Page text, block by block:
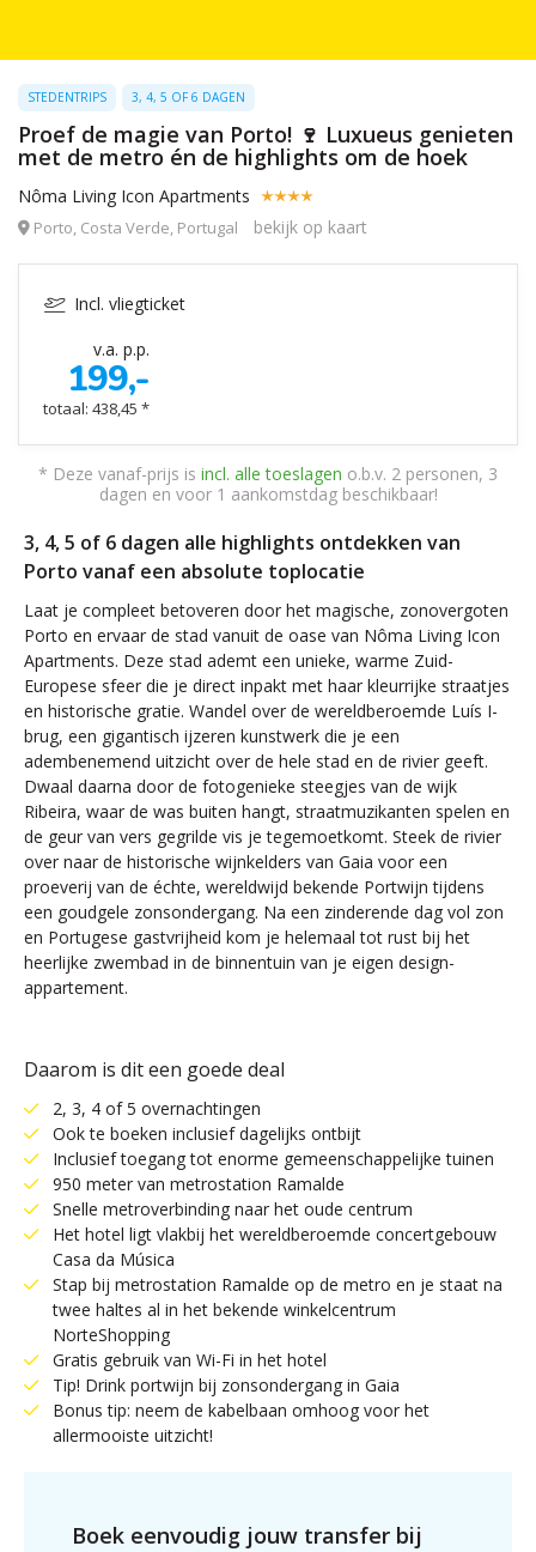
STEDENTRIPS 3, 4, 5 OF 6 DAGEN
Proef de magie van Porto! 🍷 Luxueus genieten
met de metro én de highlights om de hoek
Nôma Living Icon Apartments
Porto, Costa Verde, Portugal bekijk op kaart
Incl. vliegticket
v.a. p.p.
199,-
totaal: 438,45 *
* Deze vanaf-prijs is incl. alle toeslagen o.b.v. 2 personen, 3
dagen en voor 1 aankomstdag beschikbaar!
3, 4, 5 of 6 dagen alle highlights ontdekken van
Porto vanaf een absolute toplocatie
Laat je compleet betoveren door het magische, zonovergoten
Porto en ervaar de stad vanuit de oase van Nôma Living Icon
Apartments. Deze stad ademt een unieke, warme Zuid-
Europese sfeer die je direct inpakt met haar kleurrijke straatjes
en historische gratie. Wandel over de wereldberoemde Luís I-
brug, een gigantisch ijzeren kunstwerk die je een
adembenemend uitzicht over de hele stad en de rivier geeft.
Dwaal daarna door de fotogenieke steegjes van de wijk
Ribeira, waar de was buiten hangt, straatmuzikanten spelen en
de geur van vers gegrilde vis je tegemoetkomt. Steek de rivier
over naar de historische wijnkelders van Gaia voor een
proeverij van de échte, wereldwijd bekende Portwijn tijdens
een goudgele zonsondergang. Na een zinderende dag vol zon
en Portugese gastvrijheid kom je helemaal tot rust bij het
heerlijke zwembad in de binnentuin van je eigen design-
appartement.
Daarom is dit een goede deal
2, 3, 4 of 5 overnachtingen
Ook te boeken inclusief dagelijks ontbijt
Inclusief toegang tot enorme gemeenschappelijke tuinen
950 meter van metrostation Ramalde
Snelle metroverbinding naar het oude centrum
Het hotel ligt vlakbij het wereldberoemde concertgebouw
Casa da Música
Stap bij metrostation Ramalde op de metro en je staat na
twee haltes al in het bekende winkelcentrum
NorteShopping
Gratis gebruik van Wi-Fi in het hotel
Tip! Drink portwijn bij zonsondergang in Gaia
Bonus tip: neem de kabelbaan omhoog voor het
allermooiste uitzicht!
Boek eenvoudig jouw transfer bij